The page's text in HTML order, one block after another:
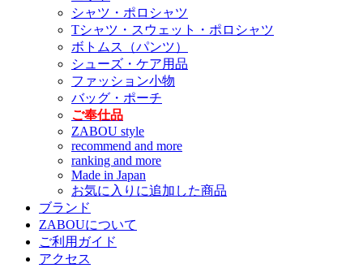
シャツ・ポロシャツ
Tシャツ・スウェット・ポロシャツ
ボトムス（パンツ）
シューズ・ケア用品
ファッション小物
バッグ・ポーチ
ご奉仕品
ZABOU style
recommend and more
ranking and more
Made in Japan
お気に入りに追加した商品
ブランド
ZABOUについて
ご利用ガイド
アクセス